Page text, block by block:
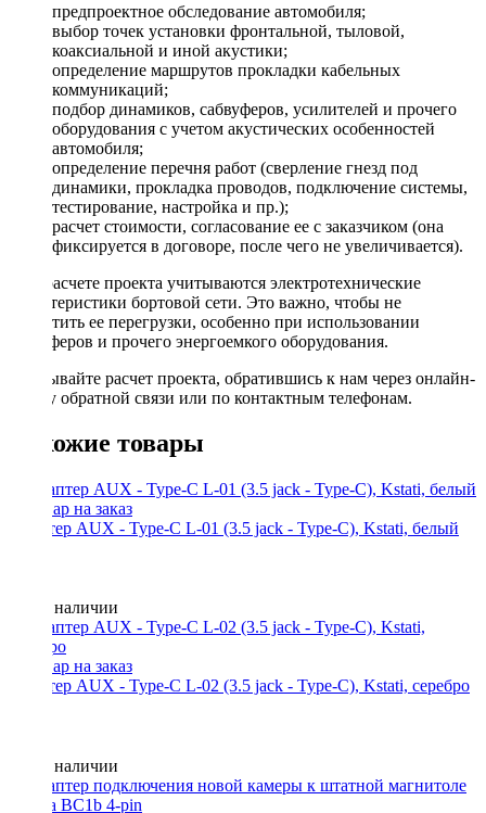
предпроектное обследование автомобиля;
выбор точек установки фронтальной, тыловой,
коаксиальной и иной акустики;
определение маршрутов прокладки кабельных
коммуникаций;
подбор динамиков, сабвуферов, усилителей и прочего
оборудования с учетом акустических особенностей
автомобиля;
определение перечня работ (сверление гнезд под
динамики, прокладка проводов, подключение системы,
тестирование, настройка и пр.);
расчет стоимости, согласование ее с заказчиком (она
фиксируется в договоре, после чего не увеличивается).
При расчете проекта учитываются электротехнические
характеристики бортовой сети. Это важно, чтобы не
допустить ее перегрузки, особенно при использовании
сабвуферов и прочего энергоемкого оборудования.
Заказывайте расчет проекта, обратившись к нам через онлайн-
форму обратной связи или по контактным телефонам.
Похожие товары
Адаптер AUX - Type-C L-01 (3.5 jack - Type-C), Kstati, белый
Нет в наличии
Адаптер AUX - Type-C L-02 (3.5 jack - Type-C), Kstati, серебро
Нет в наличии